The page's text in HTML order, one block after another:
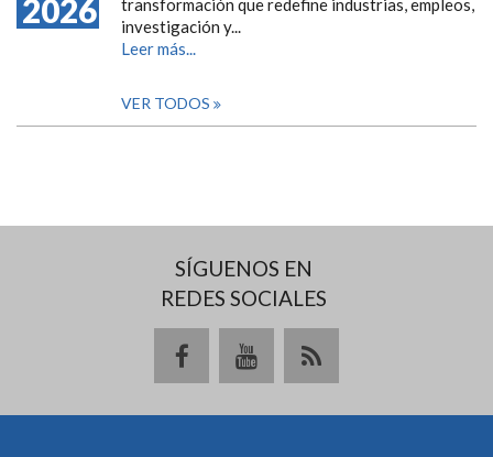
2026
transformación que redefine industrias, empleos,
investigación y...
Leer más...
VER TODOS
SÍGUENOS EN
REDES SOCIALES